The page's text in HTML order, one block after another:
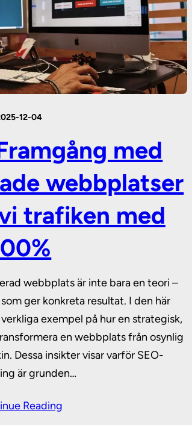
12-04
med
webbplatser
trafiken med
webbplats är inte bara en teori –
ger konkreta resultat. I den här
exempel på hur en strategisk,
en webbplats från osynlig
Dessa insikter visar varför SEO-
är grunden…
Reading